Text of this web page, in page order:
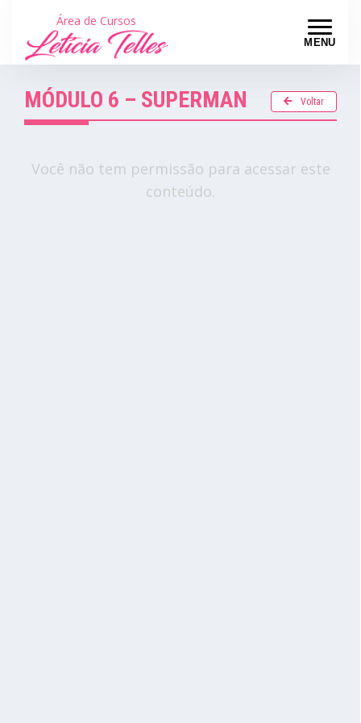
MENU
Área de Cursos
MÓDULO 6 – SUPERMAN Voltar
Você não tem permissão para acessar este
conteúdo.